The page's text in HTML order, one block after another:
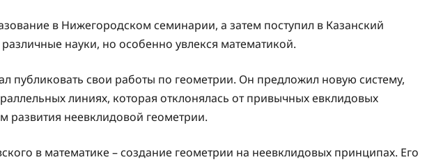
в Нижегородском семинарии, а затем поступил в Казанский
различные науки, но особенно увлекся математикой.
публиковать свои работы по геометрии. Он предложил новую систему,
линиях, которая отклонялась от привычных евклидовых
развития неевклидовой геометрии.
в математике – создание геометрии на неевклидовых принципах. Его